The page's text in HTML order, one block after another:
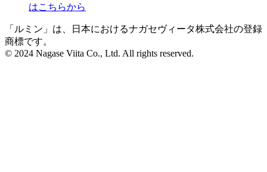
はこちらから
「ルミン」は、日本におけるナガセヴィータ株式会社の登録
商標です。
© 2024 Nagase Viita Co., Ltd. All rights reserved.